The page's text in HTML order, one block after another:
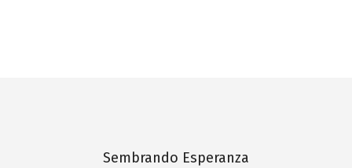
Sembrando Esperanza